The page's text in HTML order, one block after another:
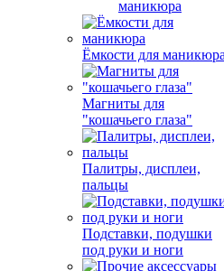
маникюра
Ёмкости для маникюра
Магниты для
"кошачьего глаза"
Палитры, дисплеи,
пальцы
Подставки, подушки
под руки и ноги